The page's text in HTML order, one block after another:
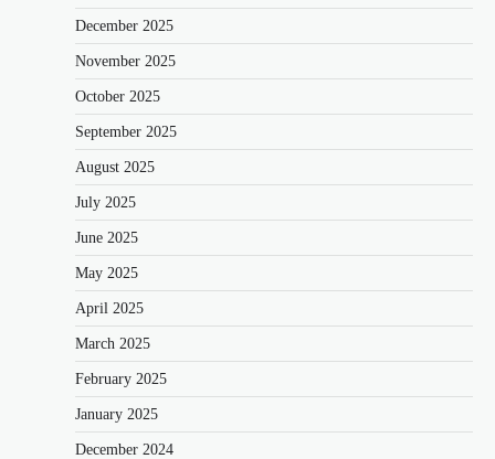
December 2025
November 2025
October 2025
September 2025
August 2025
July 2025
June 2025
May 2025
April 2025
March 2025
February 2025
January 2025
December 2024